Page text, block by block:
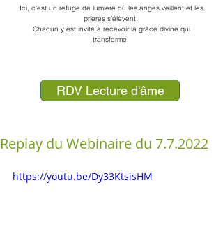
Ici, c'est un refuge de lumière où les anges veillent et les
prières s'élèvent.
Chacun y est invité à recevoir la grâce divine qui
transforme.
RDV Lecture d'âme
Replay du Webinaire du 7.7.2022
https://youtu.be/Dy33KtsisHM